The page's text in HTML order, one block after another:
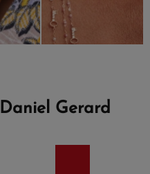
Gerard